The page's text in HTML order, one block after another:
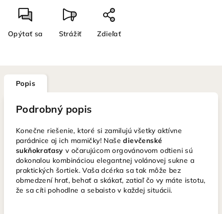
Opýtať sa Strážiť Zdieľať
Popis
Podrobný popis
Konečne riešenie, ktoré si zamilujú všetky aktívne
parádnice aj ich mamičky! Našedievčenské
sukňokraťasy v očarujúcom orgovánovom odtieni sú
dokonalou kombináciou elegantnej volánovej sukne a
praktických šortiek. Vaša dcérka sa tak môže bez
obmedzení hrať, behať a skákať, zatiaľ čo vy máte istotu,
že sa cíti pohodlne a sebaisto v každej situácii.